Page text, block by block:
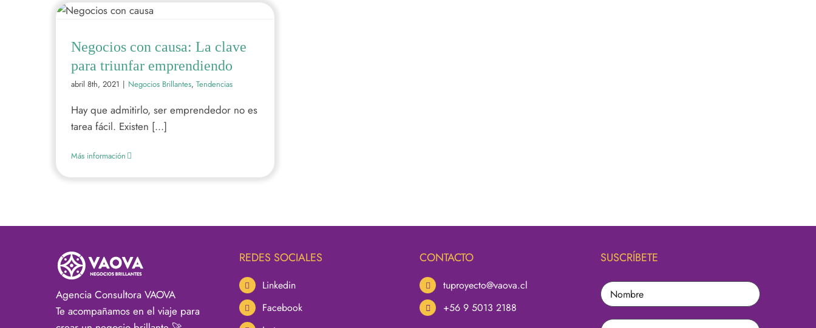
Negocios con causa: La clave
para triunfar emprendiendo
abril 8th, 2021 | Negocios Brillantes, Tendencias
Hay que admitirlo, ser emprendedor no es
tarea fácil. Existen [...]
Más información
Agencia Consultora VAOVA
Te acompañamos en el viaje para
REDES SOCIALES
Linkedin
Facebook
CONTACTO
tuproyecto@vaova.cl
+56 9 5013 2188
SUSCRÍBETE